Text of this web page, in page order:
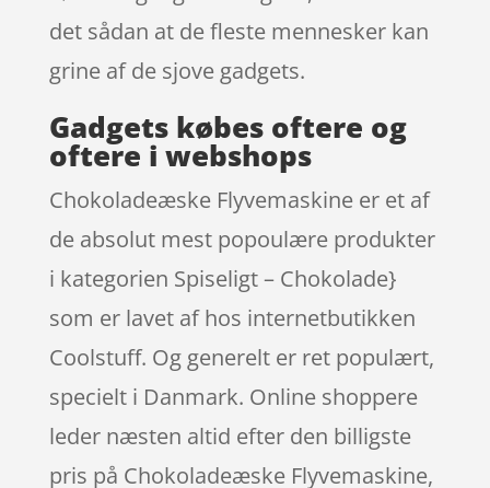
det sådan at de fleste mennesker kan
grine af de sjove gadgets.
Gadgets købes oftere og
oftere i webshops
Chokoladeæske Flyvemaskine er et af
de absolut mest popoulære produkter
i kategorien Spiseligt – Chokolade}
som er lavet af hos internetbutikken
Coolstuff. Og generelt er ret populært,
specielt i Danmark. Online shoppere
leder næsten altid efter den billigste
pris på Chokoladeæske Flyvemaskine,